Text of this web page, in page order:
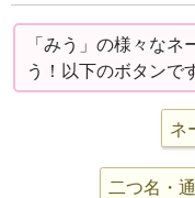
「みう」の様々なネ
う！以下のボタンで
ネ
二つ名・